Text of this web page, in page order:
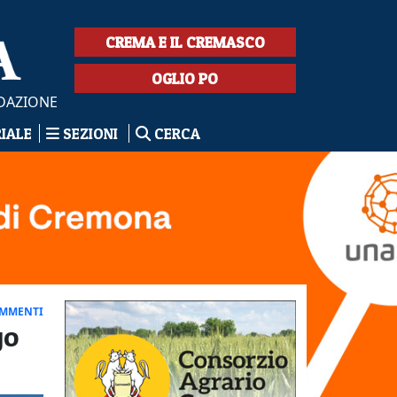
CREMA E IL CREMASCO
OGLIO PO
SEZIONI CERCA